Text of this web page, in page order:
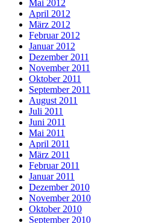
Mai 2012
April 2012
März 2012
Februar 2012
Januar 2012
Dezember 2011
November 2011
Oktober 2011
September 2011
August 2011
Juli 2011
Juni 2011
Mai 2011
April 2011
März 2011
Februar 2011
Januar 2011
Dezember 2010
November 2010
Oktober 2010
September 2010